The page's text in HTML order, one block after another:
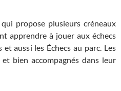
propose plusieurs créneaux
apprendre à jouer aux échecs
aussi les Échecs au parc. Les
bien accompagnés dans leur